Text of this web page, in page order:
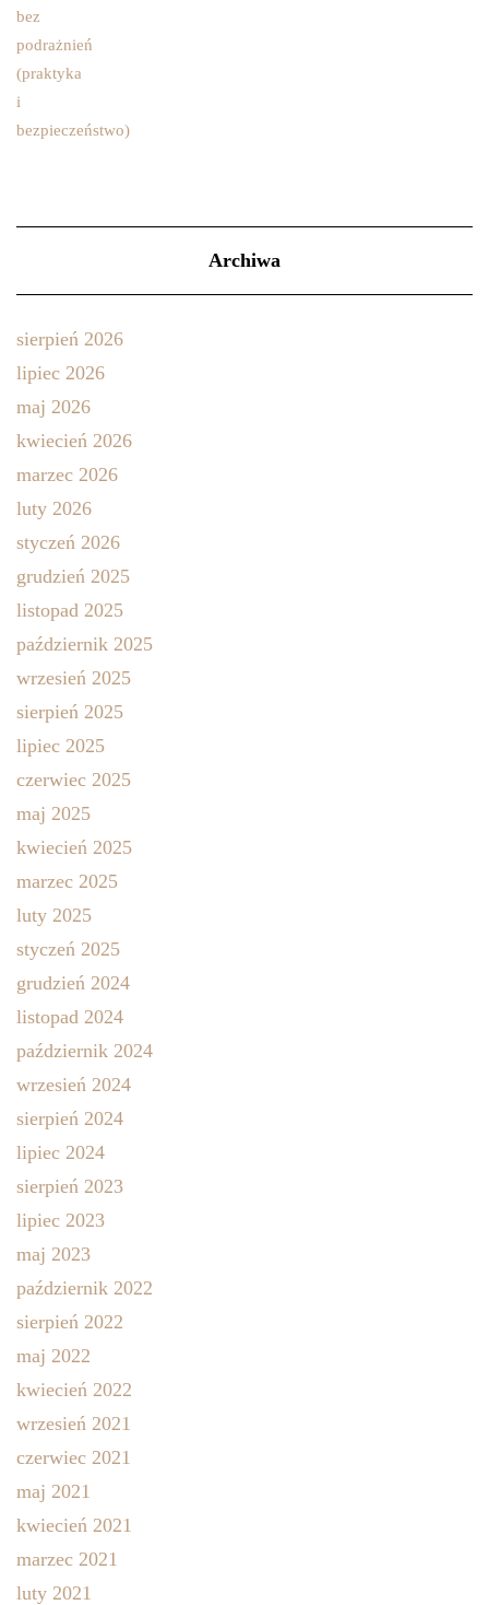
Archiwa
sierpień 2026
lipiec 2026
maj 2026
kwiecień 2026
marzec 2026
luty 2026
styczeń 2026
grudzień 2025
listopad 2025
październik 2025
wrzesień 2025
sierpień 2025
lipiec 2025
czerwiec 2025
maj 2025
kwiecień 2025
marzec 2025
luty 2025
styczeń 2025
grudzień 2024
listopad 2024
październik 2024
wrzesień 2024
sierpień 2024
lipiec 2024
sierpień 2023
lipiec 2023
maj 2023
październik 2022
sierpień 2022
maj 2022
kwiecień 2022
wrzesień 2021
czerwiec 2021
maj 2021
kwiecień 2021
marzec 2021
luty 2021